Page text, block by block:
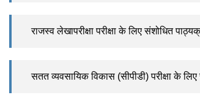
राजस्व लेखापरीक्षा परीक्षा के लिए संशोधित
सतत व्यवसायिक विकास (सीपीडी) परीक्षा के